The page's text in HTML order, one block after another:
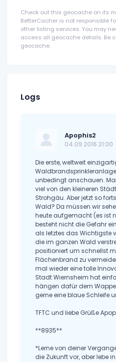
Check out this geocache on its
BetterCacher is not responsible
other listing services. You may
access all geocache details. Be
geocache.
Logs
Apophis2
04.09.2016 21:00
Die erste, weltweit
unbedingt anschauen.
viel von den kleineren
Strohgäu. Aber jetzt so
Wald? Da müssen wir
heute aufgemacht (es ist
besteht nicht die Gefahr
als letztes das Wichtigste
die im ganzen Wald
positioniert um schnellst
Flächenbrand zu
mal wieder eine tolle
Stadt Wiernsheim hat
hängen dafür dem
gerne eine blaue Schleife
TFTC und liebe Grüße
**8935**
*Lerne von deiner
die Zukunft vor, aber lebe